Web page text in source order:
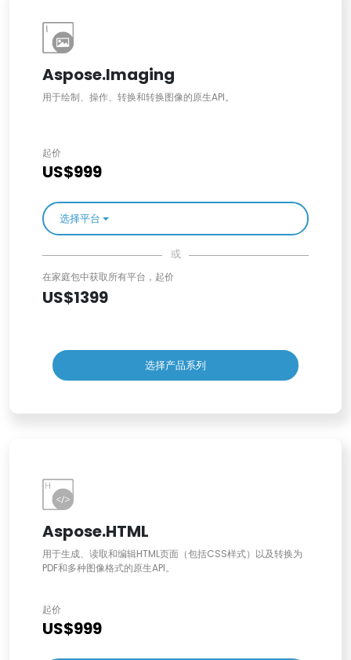
Aspose.Imaging
用于绘制、操作、转换和转换图像的原生API。
起价
US$999
选择平台
或
在家庭包中获取所有平台，起价
US$1399
选择产品系列
Aspose.HTML
用于生成、读取和编辑HTML页面（包括CSS样式）以及转换为
PDF和多种图像格式的原生API。
起价
US$999